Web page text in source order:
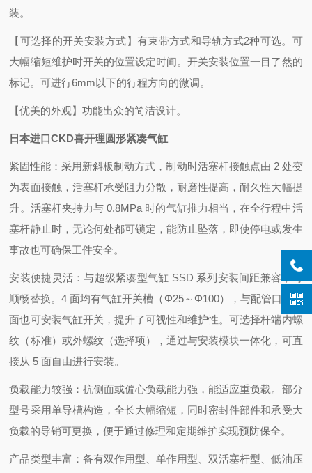
装。
【可选择的开关安装方式】有束带方式和导轨方式2种可选。 可
大幅缩短维护时开关的位置设定时间。开关安装位置一目了然的
标记。可进行6mm以下的行程方向的微调。
【优美的外观】功能出众的简洁设计。
日本进口CKD喜开理圆形紧凑气缸
紧固性能：采用新斜板制动方式，制动时活塞杆接触点由 2 处变
为表面接触，活塞杆承受阻力分散，耐磨性提高，耐久性大幅提
升。活塞杆夹持力与 0.8MPa 时的气缸推力相当，在全行程中活
塞杆静止时，无论何处都可锁定，能防止坠落，即使停电或发生
事故也可确保工件安全。
安装便捷灵活：与超级紧凑型气缸 SSD 系列安装间距兼容，可
顺畅替换。4 面均有气缸开关槽（Φ25～Φ100），与配管口同一
面也可安装气缸开关，提升了可视性和维护性。可选择杆端内螺
纹（标准）或外螺纹（选择项），通过与安装模块一体化，可直
接从 5 面自由进行安装。
负载能力较强：抗侧面或偏心负载能力强，能适应重负载。部分
型号采用单导槽构造，全长大幅缩短，同时密封件部件和承受大
负载的导销可更换，便于通过修理和定期维护实现预防保全。
产品类型丰富：备有双作用型、单作用型、双活塞杆型、低油压